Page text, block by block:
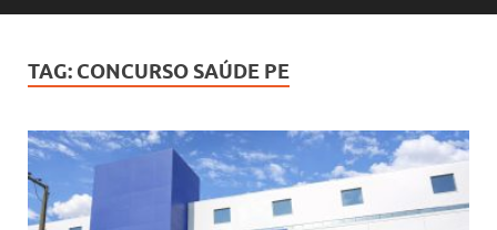
TAG: CONCURSO SAÚDE PE